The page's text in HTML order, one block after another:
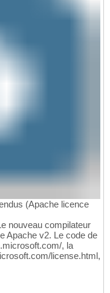
(Apache licence
nouveau compilateur
Apache v2. Le code de
, la
license.html,